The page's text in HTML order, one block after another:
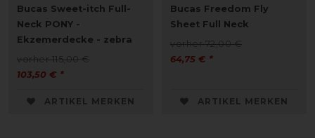
Bucas Sweet-itch Full-
Neck PONY -
Ekzemerdecke - zebra
vorher 115,00 €
103,50 € *
ARTIKEL MERKEN
Bucas Freedom Fly
Sheet Full Neck
vorher 72,00 €
64,75 € *
ARTIKEL MERKEN